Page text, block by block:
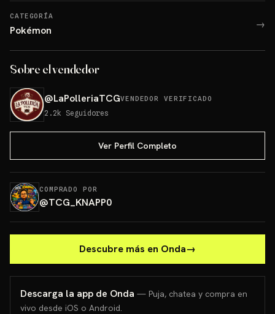
CATEGORÍA
Pokémon →
Sobre el vendedor
@LaPolleriaTCGVENDEDOR VERIFICADO
2.2k Seguidores
Ver Perfil Completo
COMPRADO POR
@TCG_KNAPP0
Descubre más en Onda→
Descarga la app de Onda — Puja, chatea y compra en
vivo desde iOS o Android.